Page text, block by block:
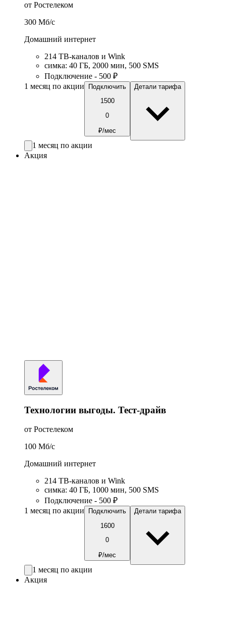
от Ростелеком
300 Мб/c
Домашний интернет
214 ТВ-каналов и Wink
симка: 40 ГБ, 2000 мин, 500 SMS
Подключение - 500 ₽
1 месяц по акции
Подключить
1500
0
₽/мес
Детали тарифа
1 месяц по акции
Акция
Технологии выгоды. Тест-драйв
от Ростелеком
100 Мб/c
Домашний интернет
214 ТВ-каналов и Wink
симка: 40 ГБ, 1000 мин, 500 SMS
Подключение - 500 ₽
1 месяц по акции
Подключить
1600
0
₽/мес
Детали тарифа
1 месяц по акции
Акция